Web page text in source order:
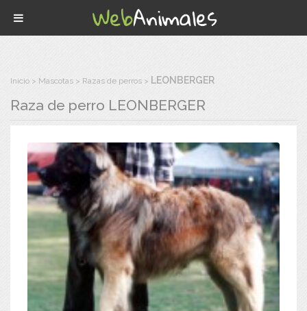
Inicio Mascotas Razas de perros LEONBERGER
Raza de perro LEONBERGER